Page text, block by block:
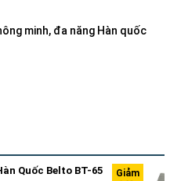
giúp bạn bốn mùa đều
có thể để ở phòng
bất cứ nơi nào trong nhà
minh, đa năng Hàn quốc
Quốc Belto BT-65